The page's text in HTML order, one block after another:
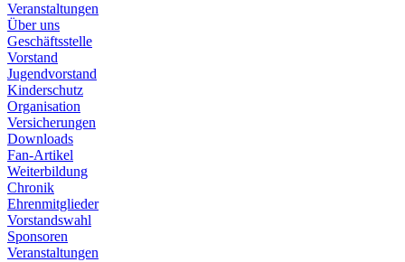
Veranstaltungen
Über uns
Geschäftsstelle
Vorstand
Jugendvorstand
Kinderschutz
Organisation
Versicherungen
Downloads
Fan-Artikel
Weiterbildung
Chronik
Ehrenmitglieder
Vorstandswahl
Sponsoren
Veranstaltungen